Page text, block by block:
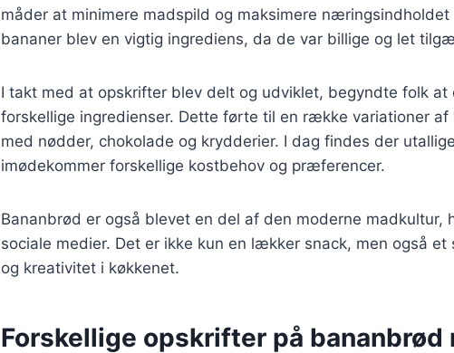
måder at minimere madspild og maksimere
bananer blev en vigtig ingrediens, da de var billige og let
I takt med at opskrifter blev delt og udviklet, begyndte folk at
forskellige ingredienser. Dette førte til en række variationer
med nødder, chokolade og krydderier. I dag findes der
imødekommer forskellige kostbehov og præferencer.
Bananbrød er også blevet en del af den moderne madkultur,
sociale medier. Det er ikke kun en lækker snack, men også
og kreativitet i køkkenet.
Forskellige opskrifter på bananbrød